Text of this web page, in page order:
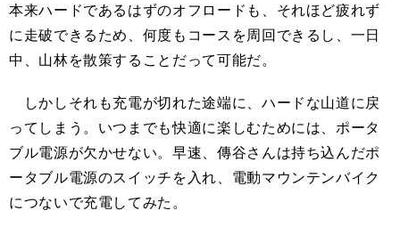
本来ハードであるはずのオフロードも、それほど疲れず
に走破できるため、何度もコースを周回できるし、一日
中、山林を散策することだって可能だ。
しかしそれも充電が切れた途端に、ハードな山道に戻
ってしまう。いつまでも快適に楽しむためには、ポータ
ブル電源が欠かせない。早速、傳谷さんは持ち込んだポ
ータブル電源のスイッチを入れ、電動マウンテンバイク
につないで充電してみた。